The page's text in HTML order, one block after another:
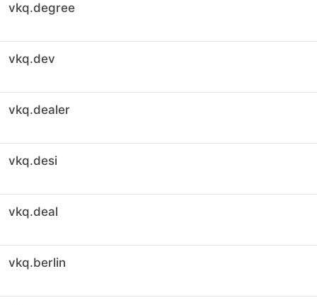
vkq.degree
vkq.dev
vkq.dealer
vkq.desi
vkq.deal
vkq.berlin